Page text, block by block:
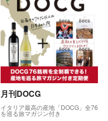
月刊DOCG
イタリア最高の産地「DOCG」全76
を巡る旅マガジン付き